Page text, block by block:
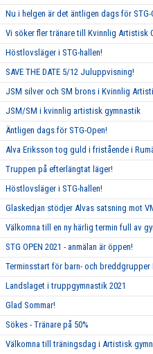
Nu i helgen är det äntligen dags för STG-
Vi söker fler tränare till Kvinnlig Artistisk
Höstlovsläger i STG-hallen!
SAVE THE DATE 5/12 Juluppvisning!
JSM silver och SM brons i Kvinnlig
JSM/SM i kvinnlig artistisk gymnastik
Äntligen dags för STG-Open!
Alva Eriksson tog guld i fristående i
Truppen på efterlängtat läger!
Höstlovsläger i STG-hallen!
Glaskedjan stödjer Alvas satsning mot
Välkomna till en ny härlig termin full av
STG OPEN 2021 - anmälan är öppen!
Terminsstart för barn- och breddgrupper
Landslaget i truppgymnastik 2021
Glad Sommar!
Sökes - Tränare på 50%
Välkomna till träningsdag i Artistisk